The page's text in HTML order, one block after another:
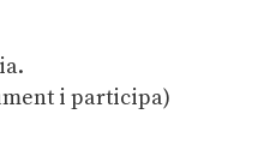
i participa)